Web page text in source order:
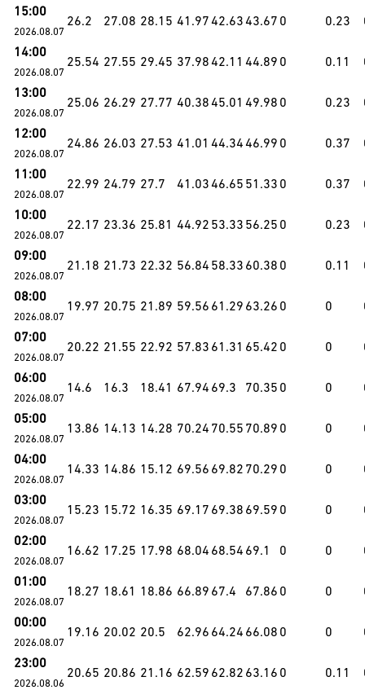
15:00
2026.08.07
26.2 27.08 28.15 41.9742.6343.67 0 0.23
14:00
2026.08.07
25.54 27.55 29.45 37.9842.11 44.89 0 0.11
13:00
2026.08.07
25.06 26.29 27.77 40.3845.01 49.98 0 0.23
12:00
2026.08.07
24.86 26.03 27.53 41.01 44.3446.99 0 0.37
11:00
2026.08.07
22.99 24.79 27.7 41.0346.65 51.33 0 0.37
10:00
2026.08.07
22.17 23.36 25.81 44.92 53.33 56.25 0 0.23
09:00
2026.08.07
21.18 21.73 22.32 56.84 58.33 60.38 0 0.11
08:00
2026.08.07
19.97 20.75 21.89 59.56 61.29 63.26 0 0
07:00
2026.08.07
20.22 21.55 22.92 57.83 61.31 65.42 0 0
06:00
2026.08.07
14.6 16.3 18.41 67.94 69.3 70.35 0 0
05:00
2026.08.07
13.86 14.13 14.28 70.24 70.55 70.89 0 0
04:00
2026.08.07
14.33 14.86 15.12 69.56 69.82 70.29 0 0
03:00
2026.08.07
15.23 15.72 16.35 69.17 69.38 69.59 0 0
02:00
2026.08.07
16.62 17.25 17.98 68.04 68.54 69.1 0 0
01:00
2026.08.07
18.27 18.61 18.86 66.89 67.4 67.86 0 0
00:00
2026.08.07
19.16 20.02 20.5 62.96 64.24 66.08 0 0
23:00
2026.08.06
20.65 20.86 21.16 62.59 62.82 63.16 0 0.11